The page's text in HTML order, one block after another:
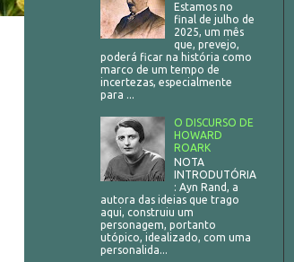
Estamos no
final de julho de
2025, um mês
que, prevejo,
poderá ficar na história como
marco de um tempo de
incertezas, especialmente
para ...
O DISCURSO DE
HOWARD
ROARK
NOTA
INTRODUTÓRIA
: Ayn Rand, a
autora das ideias que trago
aqui, construiu um
personagem, portanto
utópico, idealizado, com uma
personalida...